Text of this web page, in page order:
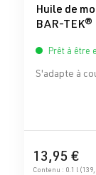
Huile de
BAR-TEK®
Prêt à être
S'adapte à
13,95 €
Contenu : 0.1 l